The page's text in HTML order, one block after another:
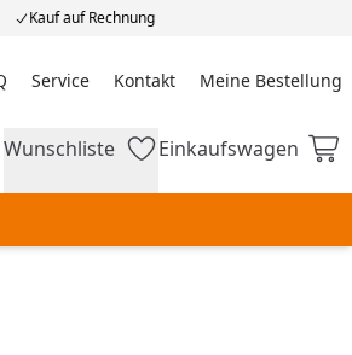
Kauf auf Rechnung
Service Kontakt Meine Bestellung
Meine Bestellung
Wunschliste
Wunschliste Einkaufswagen
Einkaufswagen